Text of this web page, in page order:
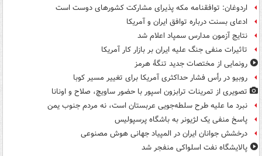
اردوغان: توافقنامه مکه پذیرای مشارکت کشورهای دوست است
ادعای بسنت درباره توافق ایران و آمریکا
نتایج آزمون مدارس سمپاد اعلام شد
تاثیرات منفی جنگ علیه ایران بر بازار کار آمریکا
رونمایی از مختصات جدید تنگۀ هرمز
روبیو در رأس فشار حداکثری آمریکا برای تغییر مسیر کوبا
تصویری از تمرینات ترابزون اسپور با حضور ساویچ، صلاح و اونانا
نبرد ما علیه طرح سلطه‌جویی عربستان است، نه مردم جنوب یمن
پاسخ منفی یک لژیونر به باشگاه پرسپولیس
درخشش جوانان ایران در المپیاد جهانی هوش مصنوعی
پالایشگاه نفت اسلواکی منفجر شد